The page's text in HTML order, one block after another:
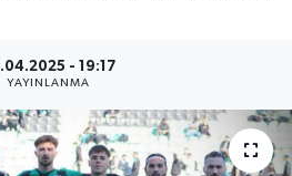
- 19:17
YAYINLANMA